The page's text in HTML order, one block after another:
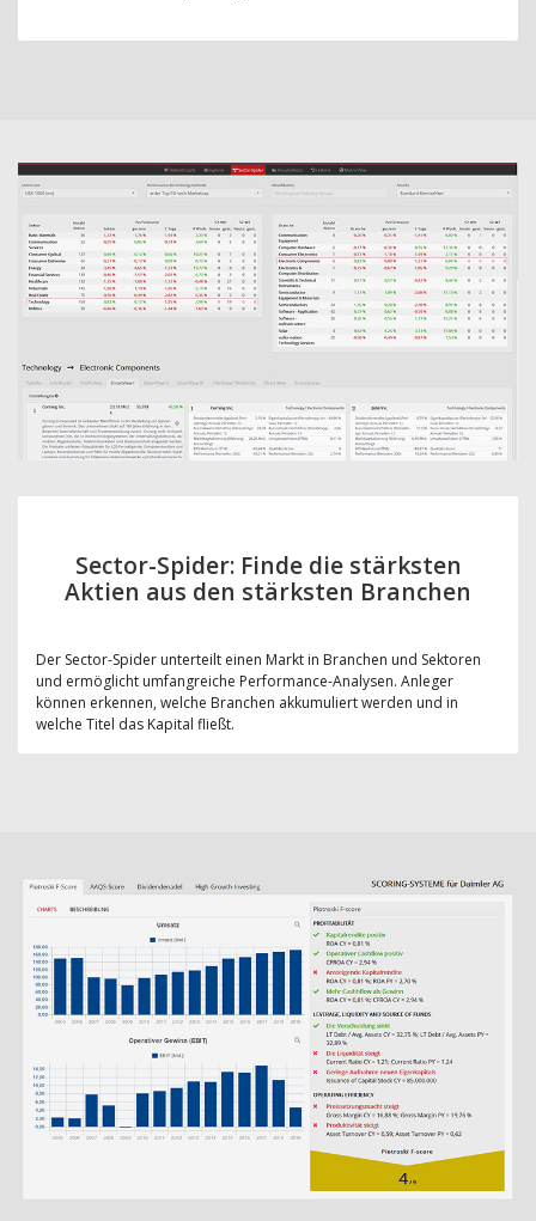
Sector-Spider: Finde die stärksten
Aktien aus den stärksten Branchen
Der Sector-Spider unterteilt einen Markt in Branchen und Sektoren
und ermöglicht umfangreiche Performance-Analysen. Anleger
können erkennen, welche Branchen akkumuliert werden und in
welche Titel das Kapital fließt.